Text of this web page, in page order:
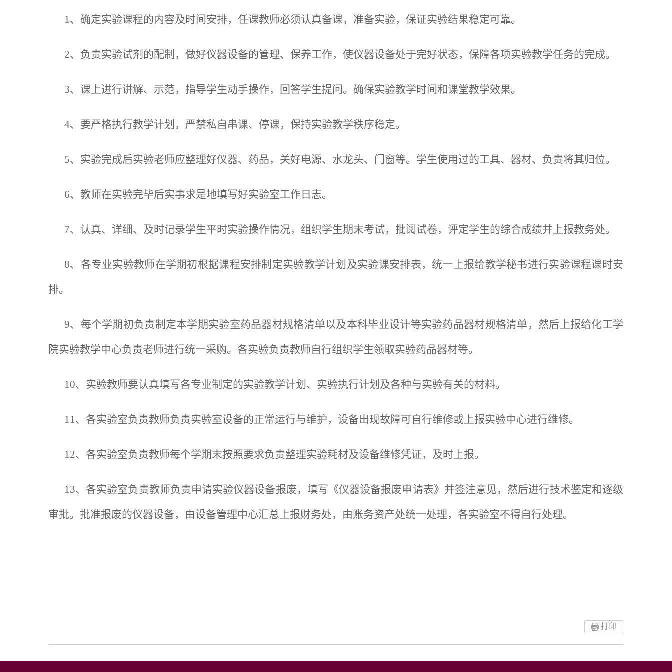
1、确定实验课程的内容及时间安排，任课教师必须认真备课，准备实验，保证实验结果稳定可靠。
2、负责实验试剂的配制，做好仪器设备的管理、保养工作，使仪器设备处于完好状态，保障各项实验教学任务的完成。
3、课上进行讲解、示范，指导学生动手操作，回答学生提问。确保实验教学时间和课堂教学效果。
4、要严格执行教学计划，严禁私自串课、停课，保持实验教学秩序稳定。
5、实验完成后实验老师应整理好仪器、药品，关好电源、水龙头、门窗等。学生使用过的工具、器材、负责将其归位。
6、教师在实验完毕后实事求是地填写好实验室工作日志。
7、认真、详细、及时记录学生平时实验操作情况，组织学生期末考试，批阅试卷，评定学生的综合成绩并上报教务处。
8、各专业实验教师在学期初根据课程安排制定实验教学计划及实验课安排表，统一上报给教学秘书进行实验课程课时安
排。
9、每个学期初负责制定本学期实验室药品器材规格清单以及本科毕业设计等实验药品器材规格清单，然后上报给化工学
院实验教学中心负责老师进行统一采购。各实验负责教师自行组织学生领取实验药品器材等。
10、实验教师要认真填写各专业制定的实验教学计划、实验执行计划及各种与实验有关的材料。
11、各实验室负责教师负责实验室设备的正常运行与维护，设备出现故障可自行维修或上报实验中心进行维修。
12、各实验室负责教师每个学期末按照要求负责整理实验耗材及设备维修凭证，及时上报。
13、各实验室负责教师负责申请实验仪器设备报废，填写《仪器设备报废申请表》并签注意见，然后进行技术鉴定和逐级
审批。批准报废的仪器设备，由设备管理中心汇总上报财务处，由账务资产处统一处理，各实验室不得自行处理。
打印